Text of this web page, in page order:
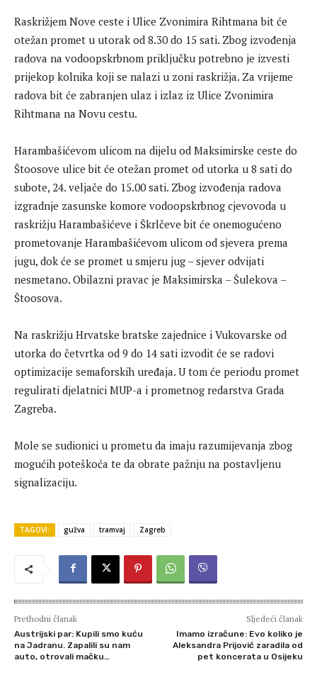
Raskrižjem Nove ceste i Ulice Zvonimira Rihtmana bit će
otežan promet u utorak od 8.30 do 15 sati. Zbog izvođenja
radova na vodoopskrbnom priključku potrebno je izvesti
prijekop kolnika koji se nalazi u zoni raskrižja. Za vrijeme
radova bit će zabranjen ulaz i izlaz iz Ulice Zvonimira
Rihtmana na Novu cestu.
Harambašićevom ulicom na dijelu od Maksimirske ceste do
Štoosove ulice bit će otežan promet od utorka u 8 sati do
subote, 24. veljače do 15.00 sati. Zbog izvođenja radova
izgradnje zasunske komore vodoopskrbnog cjevovoda u
raskrižju Harambašićeve i Škrlčeve bit će onemogućeno
prometovanje Harambašićevom ulicom od sjevera prema
jugu, dok će se promet u smjeru jug – sjever odvijati
nesmetano. Obilazni pravac je Maksimirska – Šulekova –
Štoosova.
Na raskrižju Hrvatske bratske zajednice i Vukovarske od
utorka do četvrtka od 9 do 14 sati izvodit će se radovi
optimizacije semaforskih uređaja. U tom će periodu promet
regulirati djelatnici MUP-a i prometnog redarstva Grada
Zagreba.
Mole se sudionici u prometu da imaju razumijevanja zbog
mogućih poteškoća te da obrate pažnju na postavljenu
signalizaciju.
TAGOVI: gužva tramvaj Zagreb
Prethodni članak
Austrijski par: Kupili smo kuću
na Jadranu. Zapalili su nam
auto, otrovali mačku…
Sljedeći članak
Imamo izračune: Evo koliko je
Aleksandra Prijović zaradila od
pet koncerata u Osijeku